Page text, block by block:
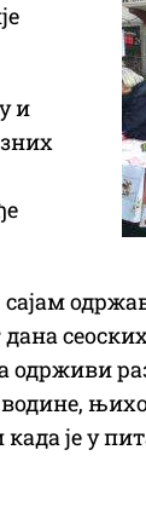
и
одрживи
је у